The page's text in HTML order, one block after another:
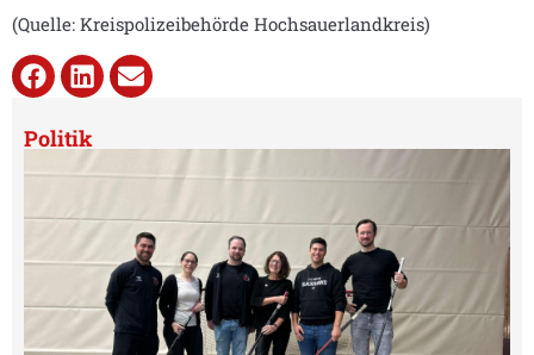
(Quelle: Kreispolizeibehörde Hochsauerlandkreis)
Politik